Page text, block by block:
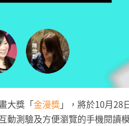
大獎「金漫獎」，將於10月28
動測驗及方便瀏覽的手機閱讀